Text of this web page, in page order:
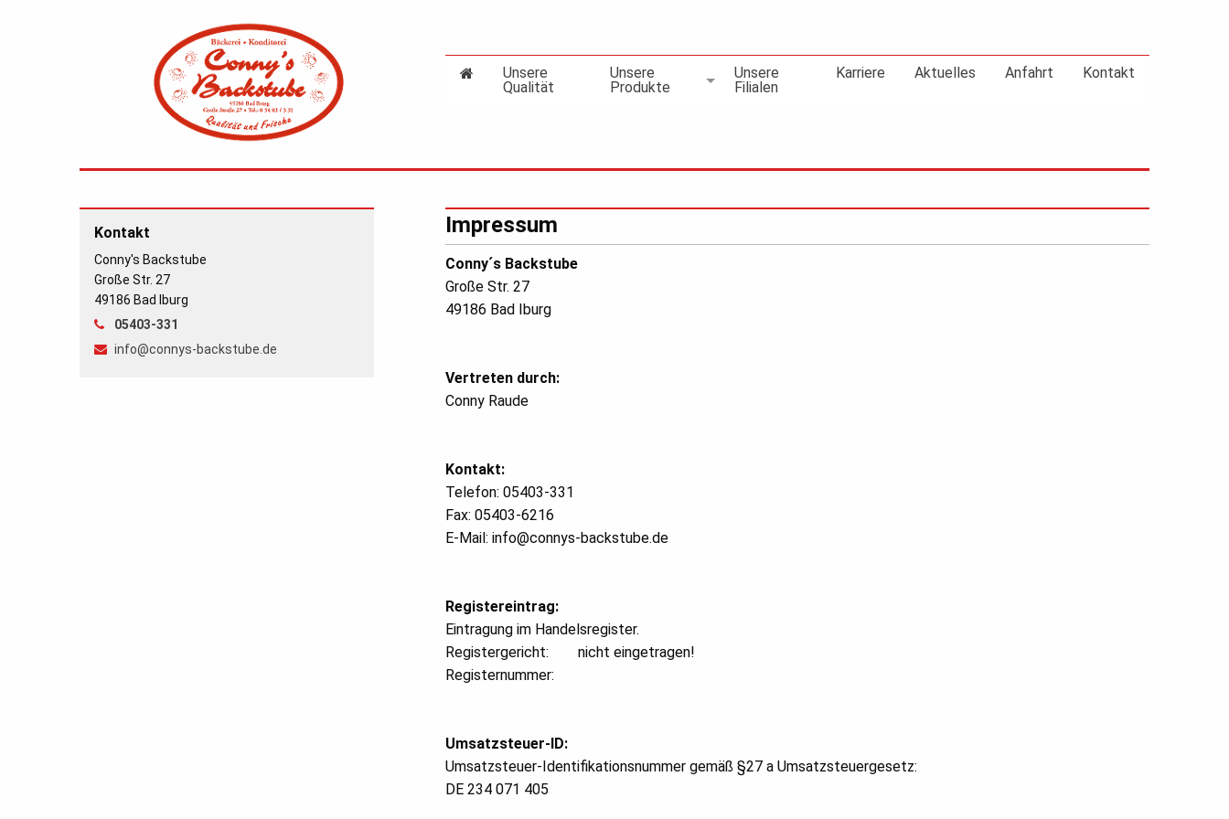
Unsere
Qualität
Unsere
Produkte
Unsere
Filialen
Karriere Aktuelles Anfahrt Kontakt
Impressum
Conny´s Backstube
Große Str. 27
49186 Bad Iburg
Vertreten durch:
Conny Raude
Kontakt:
Telefon: 05403-331
Fax: 05403-6216
E-Mail: info@connys-backstube.de
Registereintrag:
Eintragung im Handelsregister.
Registergericht: nicht eingetragen!
Registernummer:
Umsatzsteuer-ID:
Umsatzsteuer-Identifikationsnummer gemäß §27 a Umsatzsteuergesetz:
DE 234 071 405
Kontakt
Conny's Backstube
Große Str. 27
49186 Bad Iburg
05403-331
info@connys-backstube.de